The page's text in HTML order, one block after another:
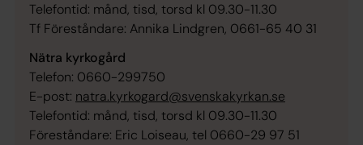
Telefontid: månd, tisd, torsd kl 09.30-11.30
Tf Föreståndare: Annika Lindgren, 0661-65 40 31
Nätra kyrkogård
Telefon: 0660-299750
E-post: natra.kyrkogard@svenskakyrkan.se
Telefontid: månd, tisd, torsd kl 09.30-11.30
Föreståndare: Eric Loiseau, tel 0660-29 97 51